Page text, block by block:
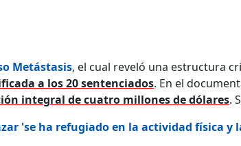
Metástasis, el cual reveló una estructura
a los 20 sentenciados. En el
integral de cuatro millones de dólares.
'se ha refugiado en la actividad física